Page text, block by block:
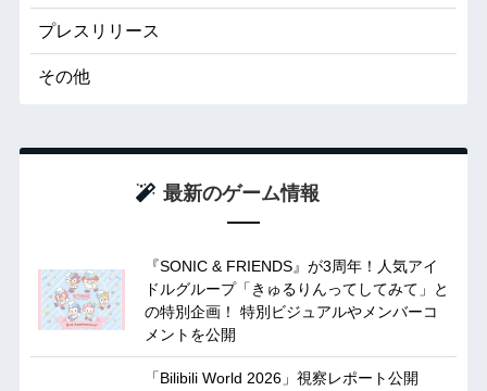
プレスリリース
その他
最新のゲーム情報
『SONIC & FRIENDS』が3周年！人気アイ
ドルグループ「きゅるりんってしてみて」と
の特別企画！ 特別ビジュアルやメンバーコ
メントを公開
「Bilibili World 2026」視察レポート公開